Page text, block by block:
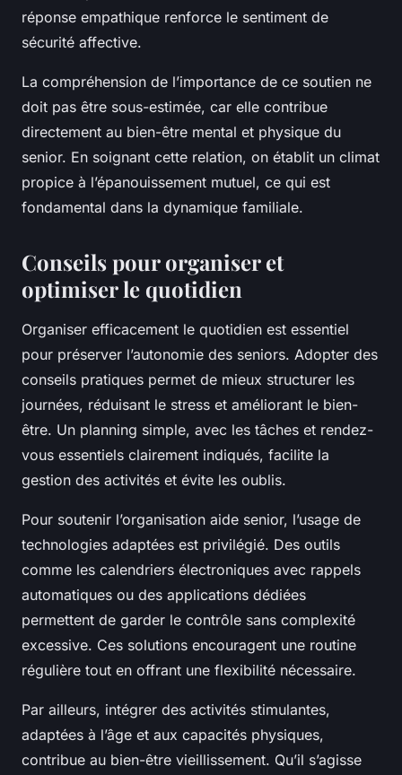
réponse empathique renforce le sentiment de
sécurité affective.
La compréhension de l’importance de ce soutien ne
doit pas être sous-estimée, car elle contribue
directement au bien-être mental et physique du
senior. En soignant cette relation, on établit un climat
propice à l’épanouissement mutuel, ce qui est
fondamental dans la dynamique familiale.
Conseils pour organiser et
optimiser le quotidien
Organiser efficacement le quotidien est essentiel
pour préserver l’autonomie des seniors. Adopter des
conseils pratiques permet de mieux structurer les
journées, réduisant le stress et améliorant le bien-
être. Un planning simple, avec les tâches et rendez-
vous essentiels clairement indiqués, facilite la
gestion des activités et évite les oublis.
Pour soutenir l’organisation aide senior, l’usage de
technologies adaptées est privilégié. Des outils
comme les calendriers électroniques avec rappels
automatiques ou des applications dédiées
permettent de garder le contrôle sans complexité
excessive. Ces solutions encouragent une routine
régulière tout en offrant une flexibilité nécessaire.
Par ailleurs, intégrer des activités stimulantes,
adaptées à l’âge et aux capacités physiques,
contribue au bien-être vieillissement. Qu’il s’agisse